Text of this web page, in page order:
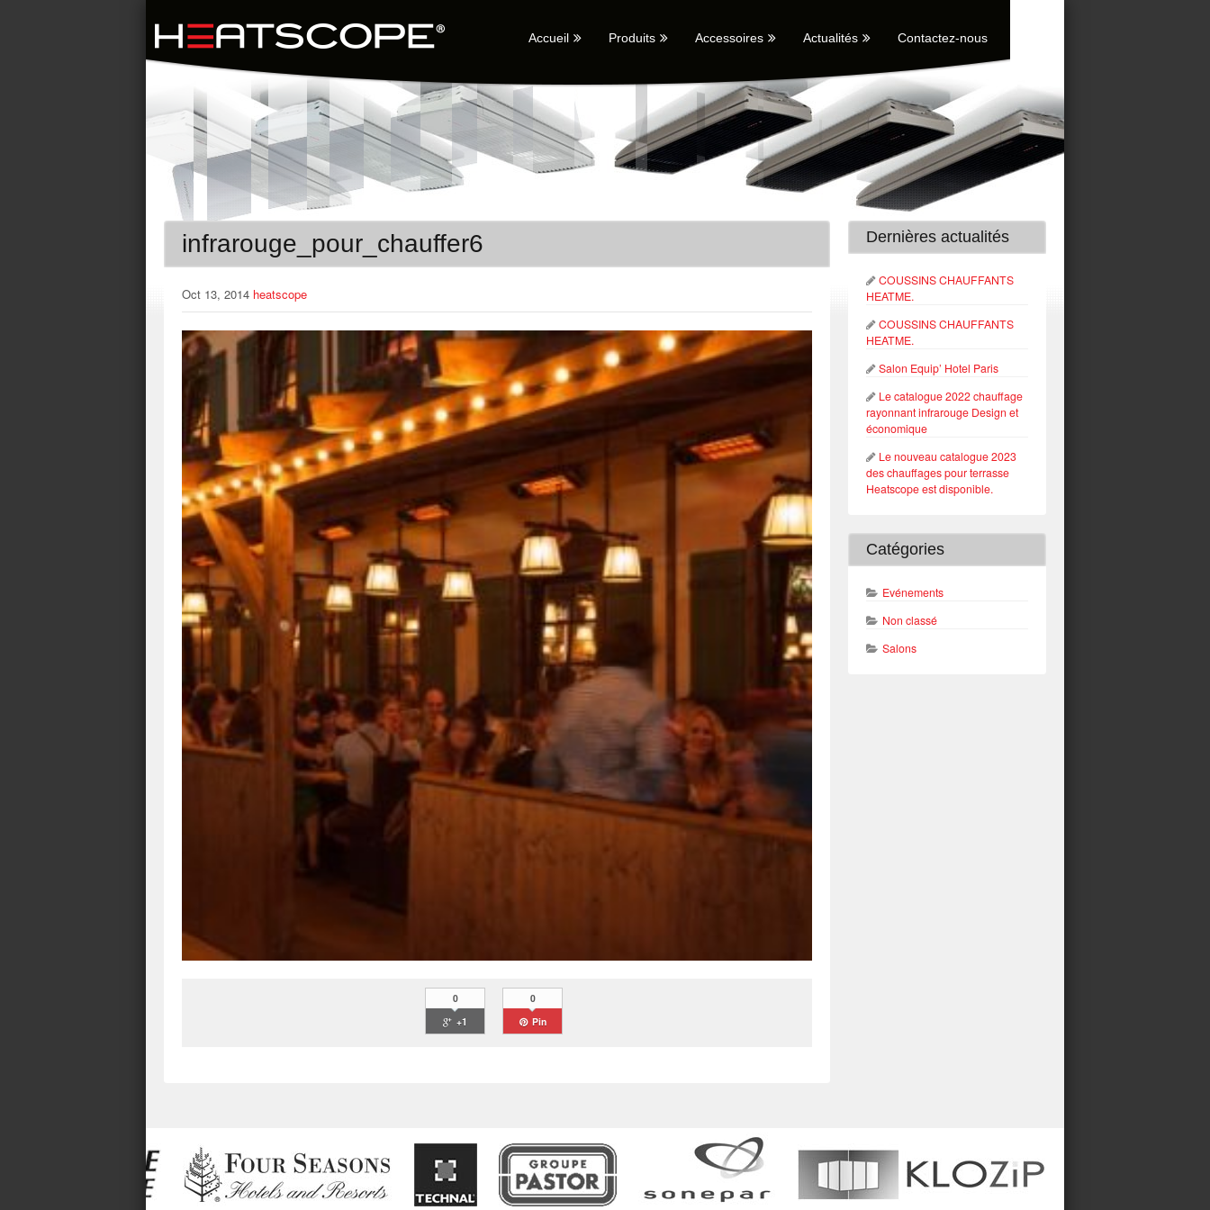
Accueil Produits Accessoires Actualités Contactez-nous
infrarouge_pour_chauffer6
Oct 13, 2014 heatscope
0
+1
0
Pin
Dernières actualités
COUSSINS CHAUFFANTS
HEATME.
COUSSINS CHAUFFANTS
HEATME.
Salon Equip’ Hotel Paris
Le catalogue 2022 chauffage
rayonnant infrarouge Design et
économique
Le nouveau catalogue 2023
des chauffages pour terrasse
Heatscope est disponible.
Catégories
Evénements
Non classé
Salons